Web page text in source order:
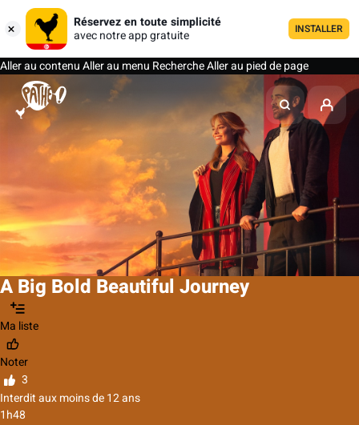
Réservez en toute simplicité
avec notre app gratuite
INSTALLER
Aller au contenuAller au menu RechercheAller au pied de page
A Big Bold Beautiful Journey
Ma liste
Noter
3
Interdit aux moins de 12 ans
1h48